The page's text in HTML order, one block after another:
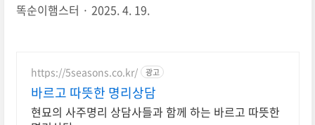
똑순이햄스터 2025. 4. 19.
https://5seasons.co.kr/ 광고
바르고 따뜻한 명리상담
현묘의 사주명리 상담사들과 함께 하는 바르고 따뜻한